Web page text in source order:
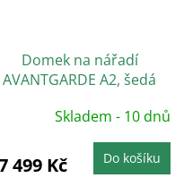
Domek na nářadí
AVANTGARDE A2, šedá
dveře
Skladem - 10 dnů
499 Kč Do košíku